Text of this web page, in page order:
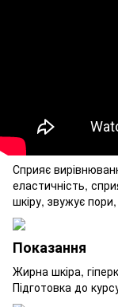
Сприяє
еластичність,
шкіру, звужує
Показання
Жирна шкіра,
Підготовка до курсу